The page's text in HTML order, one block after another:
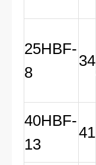
25HBF-
8
34
40HBF-
13
41